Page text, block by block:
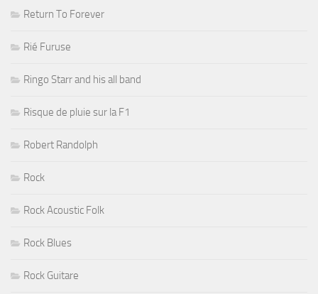
Return To Forever
Rié Furuse
Ringo Starr and his all band
Risque de pluie sur la F1
Robert Randolph
Rock
Rock Acoustic Folk
Rock Blues
Rock Guitare